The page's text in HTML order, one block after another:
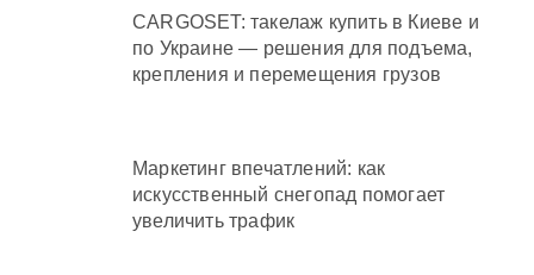
CARGOSET: такелаж купить в Киеве и
по Украине — решения для подъема,
крепления и перемещения грузов
Маркетинг впечатлений: как
искусственный снегопад помогает
увеличить трафик